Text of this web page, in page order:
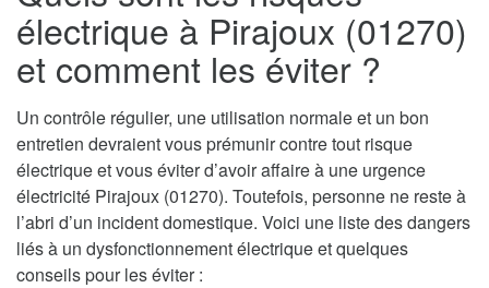
électrique à Pirajoux (01270)
et comment les éviter ?
Un contrôle régulier, une utilisation normale et un bon
entretien devraient vous prémunir contre tout risque
électrique et vous éviter d’avoir affaire à une urgence
électricité Pirajoux (01270). Toutefois, personne ne reste à
l’abri d’un incident domestique. Voici une liste des dangers
liés à un dysfonctionnement électrique et quelques
conseils pour les éviter :